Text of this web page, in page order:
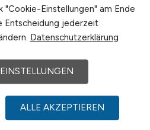
und
für reibungslose
in Meißen
der Klinik planen und
"Cookie-Einstellungen" am Ende
Entscheidung jederzeit
Datenschutzerklärung
ALLE AKZEPTIEREN